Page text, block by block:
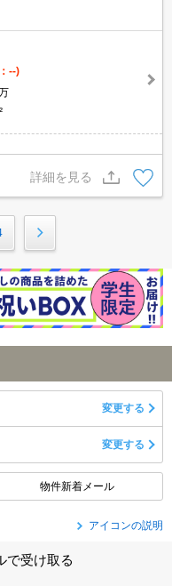
--)
詳細を見る
変更する
変更する
物件新着メール
アイコンの説明
で受け取る